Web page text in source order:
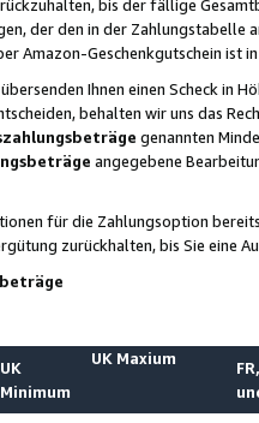
bis der fällige
der den in der
Amazon-Geschenkgutschein ist
Ihnen einen Scheck in
behalten wir uns das
genannten
angegebene
für die Zahlungsoption
zurückhalten, bis Sie
UK
Minimum
UK Maxium